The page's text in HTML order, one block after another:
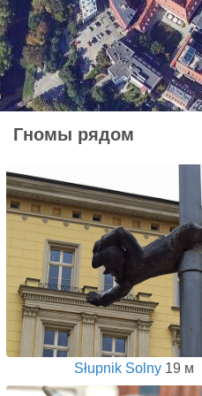
Гномы рядом
Słupnik Solny 19 м